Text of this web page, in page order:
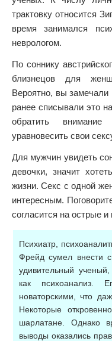
трактовку относится
время занимался
неврологом.
По соннику
близнецов для
Вероятно, вы
ранее списывали это
обратить
уравновесить свои
Для мужчин увидеть
девочки, значит
жизни. Секс с одной
интересным.
согласится на острые
Психиатр,
Фрейд сумел внести
удивительный
как психоанализ.
новаторскими, что
Некоторые
шарлатане. Однако
выводы оказались